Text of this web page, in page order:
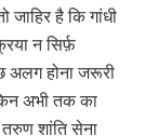
है कि गांधी
न सिर्फ़
अलग होना जरूरी
अभी तक का
शांति सेना